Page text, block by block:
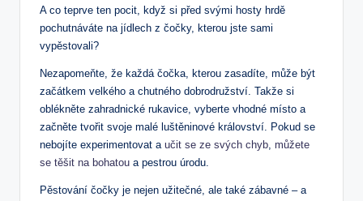
A co teprve ten pocit, když si před svými hosty hrdě
pochutnáváte na jídlech z čočky, kterou jste sami
vypěstovali?
Nezapomeňte, že každá čočka, kterou zasadíte, může být
začátkem velkého a chutného dobrodružství. Takže si
oblékněte zahradnické rukavice, vyberte vhodné místo a
začněte tvořit svoje malé luštěninové království. Pokud se
nebojíte experimentovat a učit se ze svých chyb, můžete
se těšit na bohatou a pestrou úrodu.
Pěstování čočky je nejen užitečné, ale také zábavné – a